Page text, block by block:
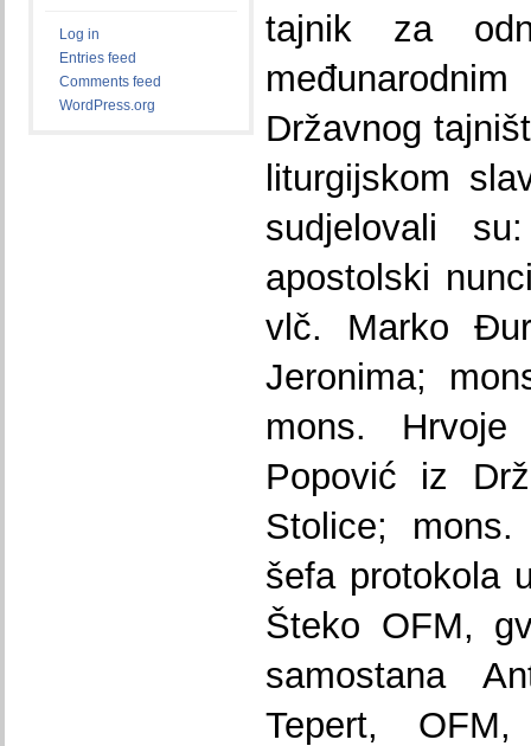
Log in
Entries feed
Comments feed
WordPress.org
tajnik za
Državnog
liturgijskom
sudjelovali
apostolski
vlč. Marko
Jeronima;
mons.
Popović iz
Stolice;
šefa protokola
Šteko OFM,
samostana
Tepert,